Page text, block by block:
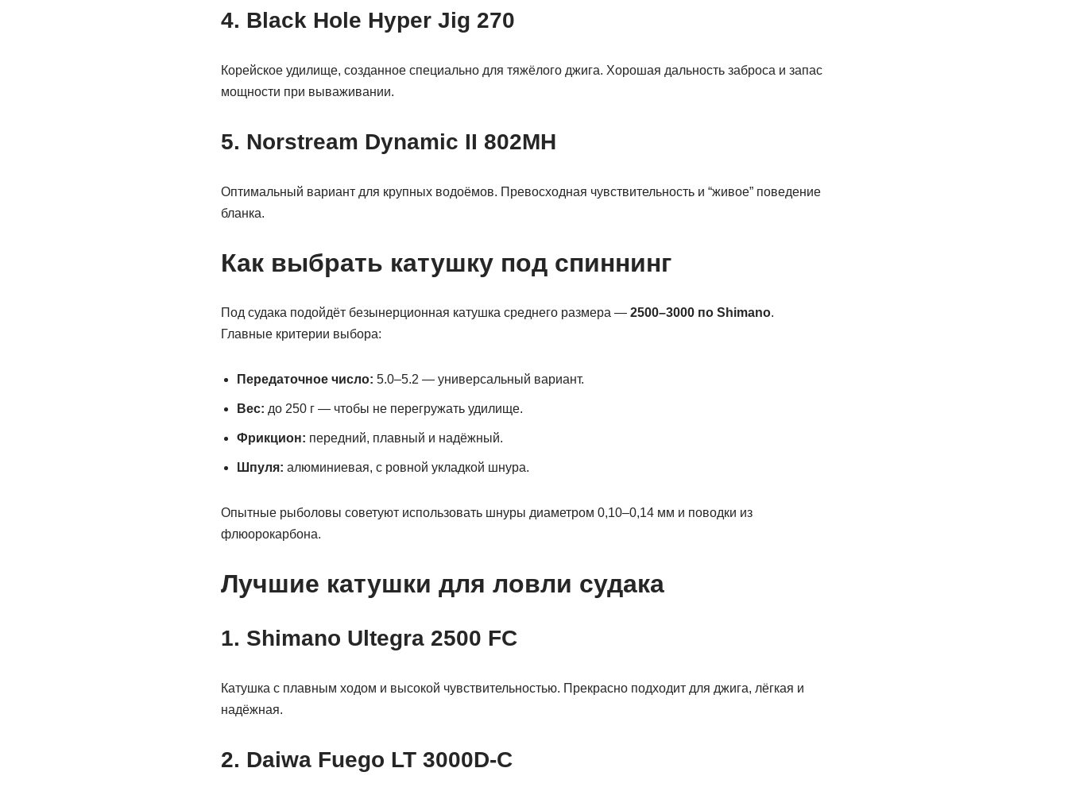
4. Black Hole Hyper Jig 270
Корейское удилище, созданное специально для тяжёлого джига. Хорошая дальность заброса и запас
мощности при вываживании.
5. Norstream Dynamic II 802MH
Оптимальный вариант для крупных водоёмов. Превосходная чувствительность и “живое” поведение
бланка.
Как выбрать катушку под спиннинг
Под судака подойдёт безынерционная катушка среднего размера — 2500–3000 по Shimano.
Главные критерии выбора:
Передаточное число: 5.0–5.2 — универсальный вариант.
Вес: до 250 г — чтобы не перегружать удилище.
Фрикцион: передний, плавный и надёжный.
Шпуля: алюминиевая, с ровной укладкой шнура.
Опытные рыболовы советуют использовать шнуры диаметром 0,10–0,14 мм и поводки из
флюорокарбона.
Лучшие катушки для ловли судака
1. Shimano Ultegra 2500 FC
Катушка с плавным ходом и высокой чувствительностью. Прекрасно подходит для джига, лёгкая и
надёжная.
2. Daiwa Fuego LT 3000D-C